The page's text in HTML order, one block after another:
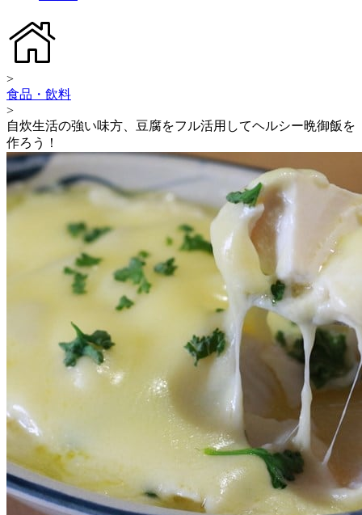
>
食品・飲料
>
自炊生活の強い味方、豆腐をフル活用してヘルシー晩御飯を
作ろう！